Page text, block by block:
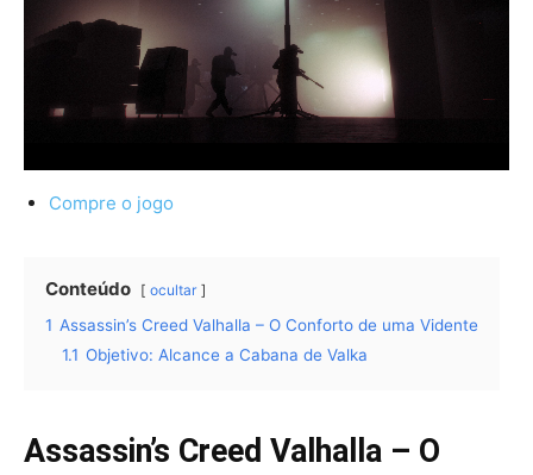
Compre o jogo
Conteúdo ocultar
1 Assassin’s Creed Valhalla – O Conforto de uma Vidente
1.1 Objetivo: Alcance a Cabana de Valka
Assassin’s Creed Valhalla – O